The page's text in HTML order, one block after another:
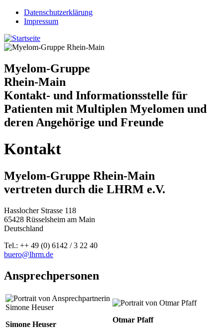
Jump to navigation
Datenschutzerklärung
Impressum
Myelom-Gruppe
Rhein-Main
Kontakt- und Informationsstelle für
Patienten mit Multiplen Myelomen und
deren Angehörige und Freunde
Kontakt
Myelom-Gruppe Rhein-Main
vertreten durch die LHRM e.V.
Hasslocher Strasse 118
65428 Rüsselsheim am Main
Deutschland
Tel.: ++ 49 (0) 6142 / 3 22 40
buero@lhrm.de
Ansprechpersonen
Simone Heuser
Otmar Pfaff